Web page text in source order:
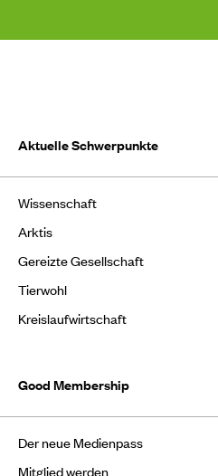
Aktuelle Schwerpunkte
Wissenschaft
Arktis
Gereizte Gesellschaft
Tierwohl
Kreislaufwirtschaft
Good Membership
Der neue Medienpass
Mitglied werden